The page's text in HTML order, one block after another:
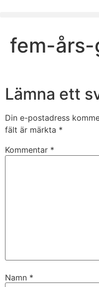
fem-års-
Lämna ett
Din e-postadress
fält är märkta *
Kommentar *
Namn *